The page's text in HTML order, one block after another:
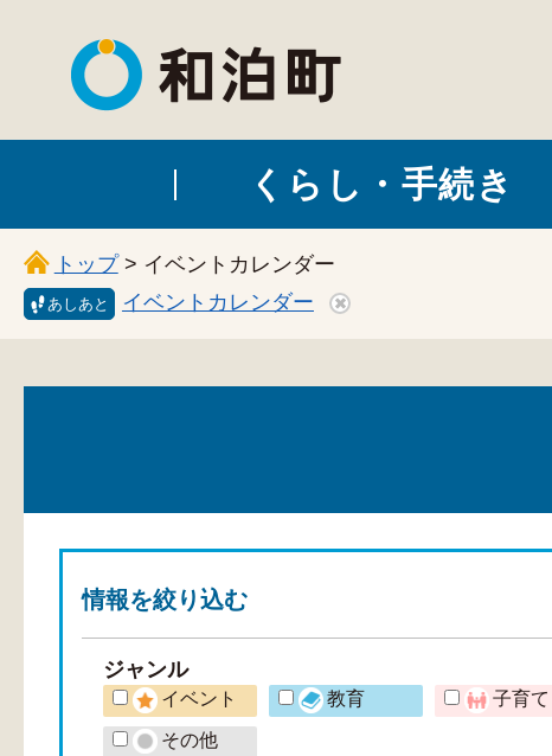
和泊町
くらし・手続き
トップ> イベントカレンダー
あしあと イベントカレンダー
情報を絞り込む
ジャンル
イベント 教育 子育て
その他